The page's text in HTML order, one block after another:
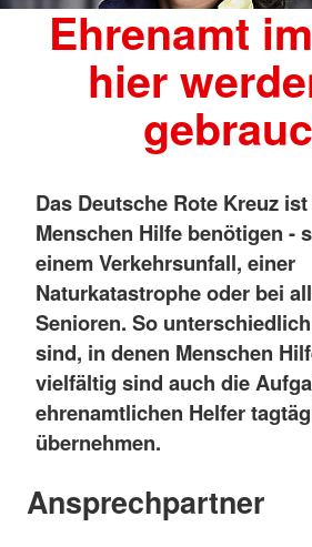
Ehrenamt
hier
Das Deutsche Rote Kreuz
Menschen Hilfe benötigen -
einem Verkehrsunfall, einer
Naturkatastrophe oder bei
Senioren. So
sind, in denen Menschen
vielfältig sind auch die
ehrenamtlichen Helfer
übernehmen.
Ansprechpartner